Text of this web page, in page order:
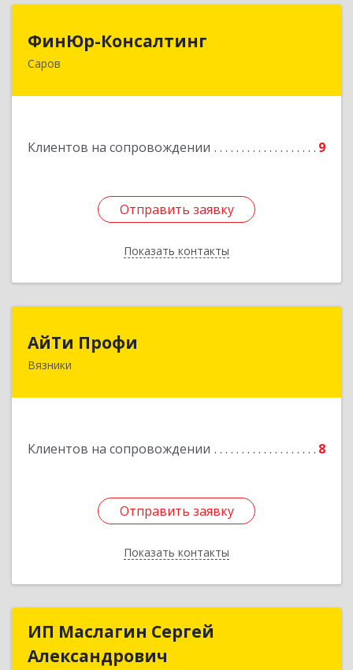
ФинЮр-Консалтинг
Саров
Клиентов на сопровождении 9
Отправить заявку
Показать контакты
Отправить заявку
Назад
АйТи Профи
Вязники
Клиентов на сопровождении 8
Отправить заявку
Показать контакты
Отправить заявку
Назад
ИП Маслагин Сергей
Александрович
ИП Маслагин Сергей